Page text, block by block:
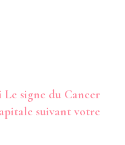
Le signe du Cancer
suivant votre